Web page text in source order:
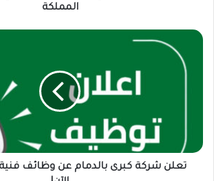
المملكة
تعلن
كبرى
...
تعلن شركة كبرى بالدمام عن وظائف